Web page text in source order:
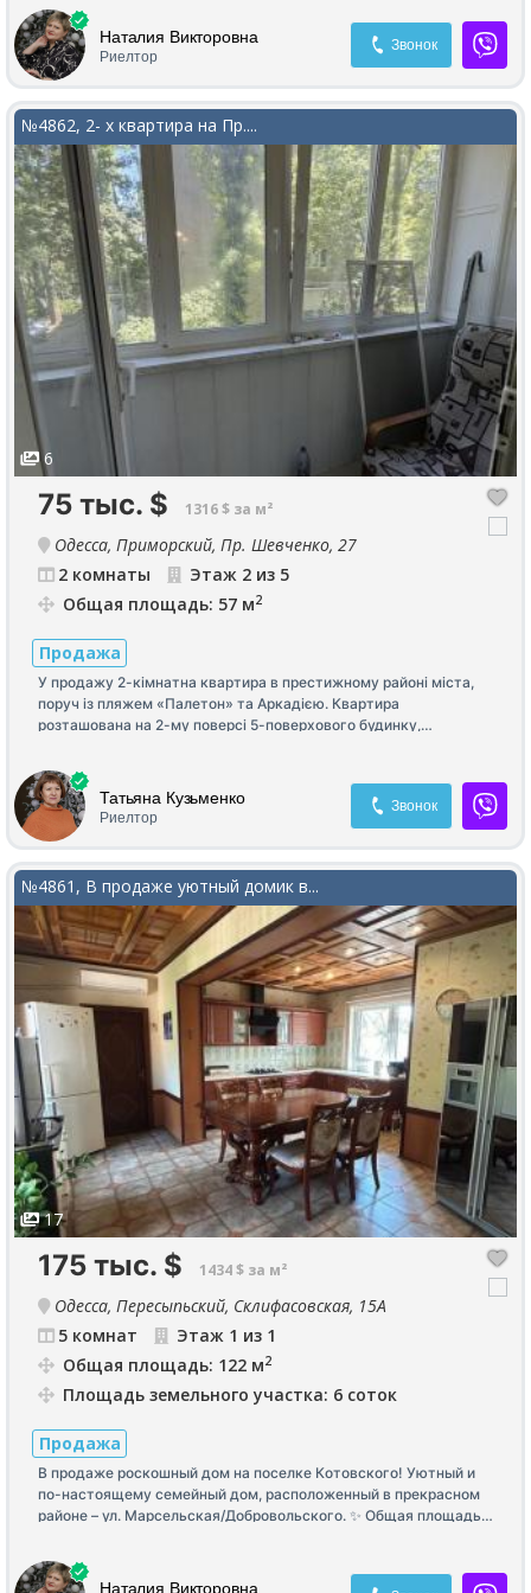
ремонт. Шикарная локация, большой двор, детская алощадка,
школы, садики, магазины, все рядом. Программа✅
Наталия Викторовна
Риелтор
Звонок
№4862, 2- х квартира на Пр....
6
75 тыс. $ 1316 $ за м²
Одесса, Приморский, Пр. Шевченко, 27
2 комнаты
Этаж 2 из 5
Общая площадь: 57 м2
Продажа
У продажу 2-кімнатна квартира в престижному районі міста,
поруч із пляжем «Палетон» та Аркадією. Квартира
розташована на 2-му поверсі 5-поверхового будинку,
сучасний капітальний ремонт. Залишаються меблі та техніка.
Можливий продаж за державними програмами.
Татьяна Кузьменко
Риелтор
Звонок
№4861, В продаже уютный домик в...
17
175 тыс. $ 1434 $ за м²
Одесса, Пересыпьский, Склифасовская, 15А
5 комнат
Этаж 1 из 1
Общая площадь: 122 м2
Площадь земельного участка: 6 соток
Продажа
В продаже роскошный дом на поселке Котовского! Уютный и
по-настоящему семейный дом, расположенный в прекрасном
районе – ул. Марсельская/Добровольского. ✨ Общая площадь
Большая кухня-студия ✨ Гараж ✨ Газовое отопление ✨ Дом
продается с мебелью и техникой Дом построен из
Наталия Викторовна